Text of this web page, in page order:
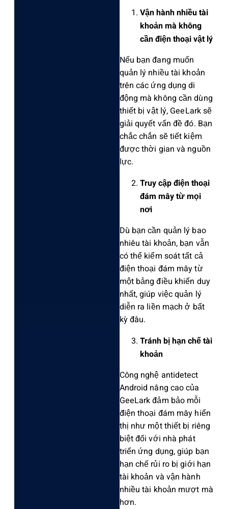
Vận hành nhiều tài
khoản mà không
cần điện thoại vật lý
Nếu bạn đang muốn
quản lý nhiều tài khoản
trên các ứng dụng di
động mà không cần dùng
thiết bị vật lý, GeeLark sẽ
giải quyết vấn đề đó. Bạn
chắc chắn sẽ tiết kiệm
được thời gian và nguồn
lực.
Truy cập điện thoại
đám mây từ mọi
nơi
Dù bạn cần quản lý bao
nhiêu tài khoản, bạn vẫn
có thể kiểm soát tất cả
điện thoại đám mây từ
một bảng điều khiển duy
nhất, giúp việc quản lý
diễn ra liền mạch ở bất
kỳ đâu.
Tránh bị hạn chế tài
khoản
Công nghệ antidetect
Android nâng cao của
GeeLark đảm bảo mỗi
điện thoại đám mây hiển
thị như một thiết bị riêng
biệt đối với nhà phát
triển ứng dụng, giúp bạn
hạn chế rủi ro bị giới hạn
tài khoản và vận hành
nhiều tài khoản mượt mà
hơn.